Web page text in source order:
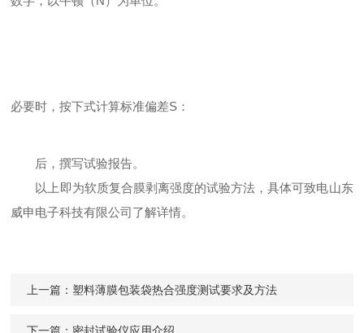
必要时，按下式计算标准偏差S：
后，撰写试验报告。
以上即为软质复合膜剥离强度的试验方法，具体可致电山东
威申电子科技有限公司了解详情。
上一篇： 塑料薄膜包装袋热合强度测试要求及方法